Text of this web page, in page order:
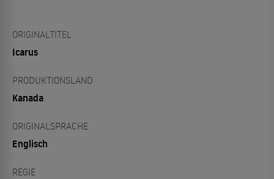
ORIGINALTITEL
Icarus
PRODUKTIONSLAND
Kanada
ORIGINALSPRACHE
Englisch
REGIE